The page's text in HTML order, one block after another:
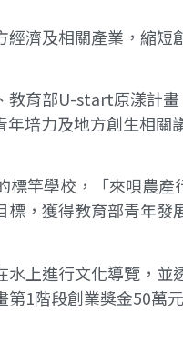
濟及相關產業，縮短
育部U-start原漾計
培力及地方創生相關
竿學校，「來唄農產
，獲得教育部青年發
上進行文化導覽，並
1階段創業獎金50萬